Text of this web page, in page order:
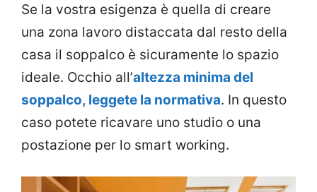
Se la vostra esigenza è quella di creare
una zona lavoro distaccata dal resto della
casa il soppalco è sicuramente lo spazio
ideale. Occhio all’altezza minima del
soppalco, leggete la normativa. In questo
caso potete ricavare uno studio o una
postazione per lo smart working.